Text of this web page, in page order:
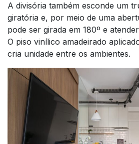
A divisória também esconde um
giratória e, por meio de uma
pode ser girada em 180º e
O piso vinílico amadeirado
cria unidade entre os ambientes.